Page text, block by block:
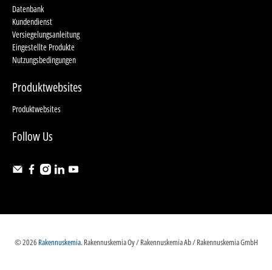
Datenbank
Kundendienst
Versiegelungsanleitung
Eingestellte Produkte
Nutzungsbedingungen
Produktwebsites
Produktwebsites
Follow Us
© 2026 Rakennuskemia. Rakennuskemia Oy / Rakennuskemia Ab / Rakennuskemia GmbH